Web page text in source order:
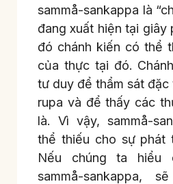
sammå-sankappa là
đang xuất hiện tại giây
đó chánh kiến có thể
của thực tại đó.
tư duy để thẩm sát đặc
rupa và để thấy các
là. Vì vậy, sammå-
thể thiếu cho sự phát
Nếu chúng ta hiểu
sammå-sankappa,